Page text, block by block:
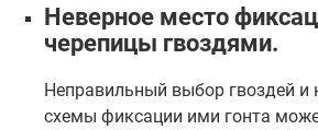
Неверное место
черепицы гвоздями.
Неправильный выбор гвоздей и
схемы фиксации ими гонта